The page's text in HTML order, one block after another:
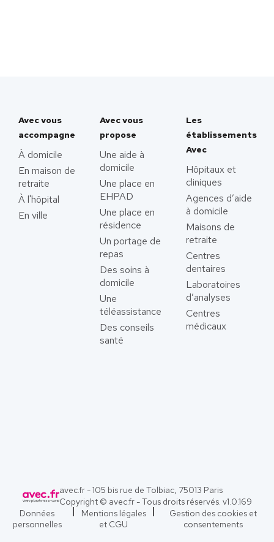
Avec vous
accompagne
À domicile
En maison de
retraite
À l'hôpital
En ville
Avec vous
propose
Une aide à
domicile
Une place en
EHPAD
Une place en
résidence
Un portage de
repas
Des soins à
domicile
Une
téléassistance
Des conseils
santé
Les
établissements
Avec
Hôpitaux et
cliniques
Agences d’aide
à domicile
Maisons de
retraite
Centres
dentaires
Laboratoires
d’analyses
Centres
médicaux
avec.fr - 105 bis rue de Tolbiac, 75013 Paris
Copyright © avec.fr - Tous droits réservés. v1.0.169
Données
personnelles
Mentions légales
et CGU
Gestion des cookies et
consentements